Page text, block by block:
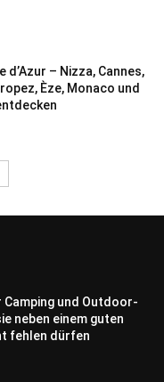
d’Azur – Nizza, Cannes,
Èze, Monaco und
und Outdoor-
neben einem guten
fehlen dürfen